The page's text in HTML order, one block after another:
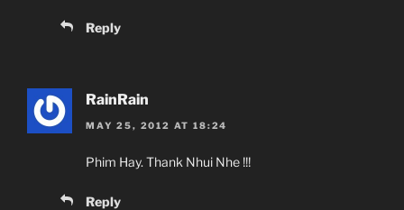
Reply
RainRain
MAY 25, 2012 AT 18:24
Phim Hay. Thank Nhui Nhe !!!
Reply